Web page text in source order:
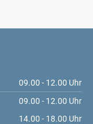
09.00 - 12.00 Uhr
09.00 - 12.00 Uhr
14.00 - 18.00 Uhr